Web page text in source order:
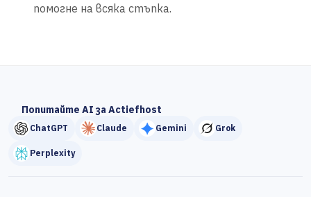
помогне на всяка стъпка.
Попитайте AI за Actiefhost
ChatGPT Claude Gemini Grok
Perplexity